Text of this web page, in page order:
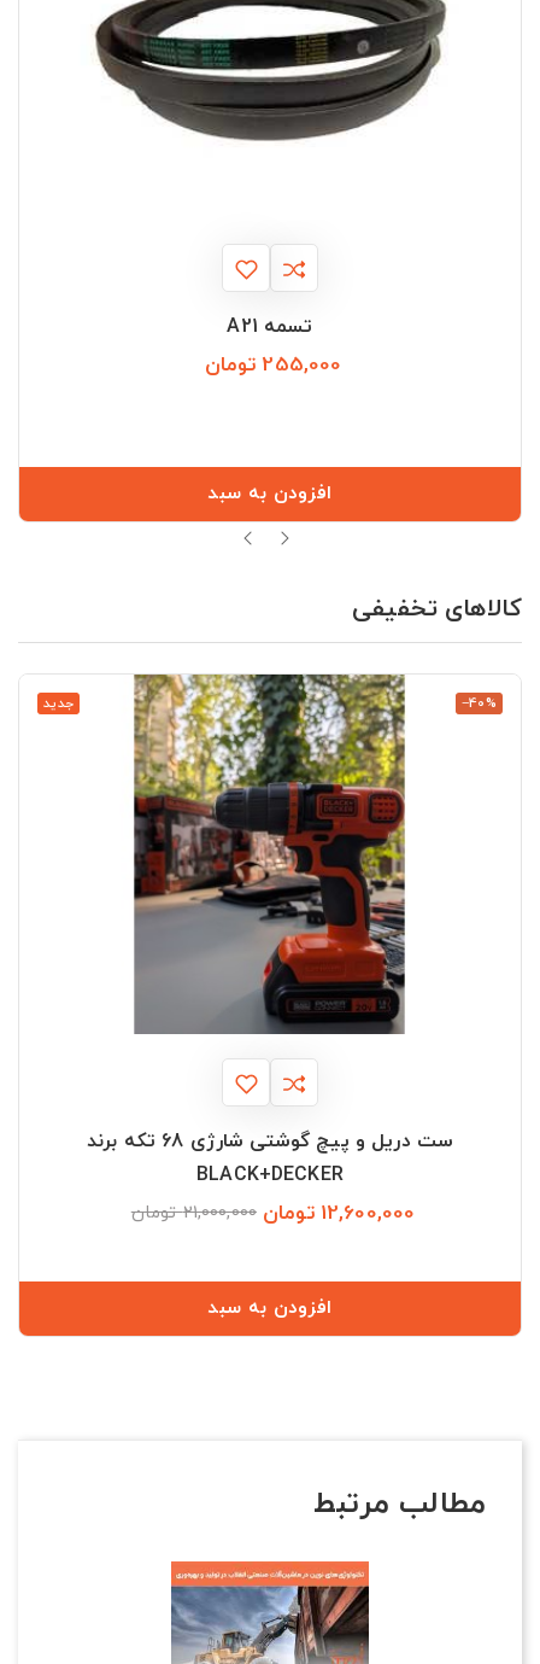
تسمه A21
255,000 تومان
افزودن به سبد
کالاهای تخفیفی
جدید ‎−40%
ست دریل و پیچ گوشتی شارژی 68 تکه برند
BLACK+DECKER
12,600,000 تومان 21,000,000 تومان
افزودن به سبد
مطالب مرتبط